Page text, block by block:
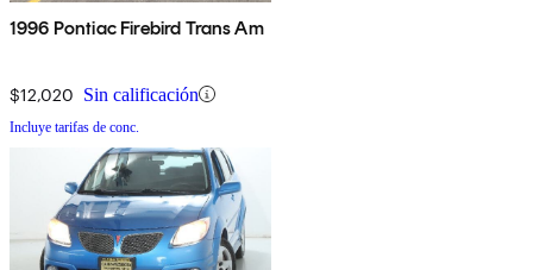
1996 Pontiac Firebird Trans Am
$12,020 Sin calificación
Incluye tarifas de conc.